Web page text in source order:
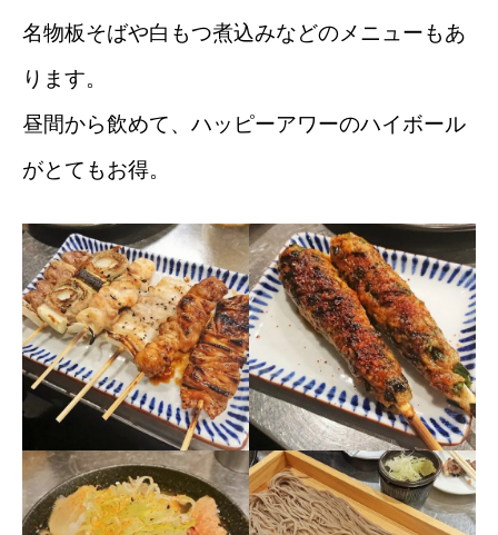
名物板そばや白もつ煮込みなどのメニューもあ
ります。
昼間から飲めて、ハッピーアワーのハイボール
がとてもお得。